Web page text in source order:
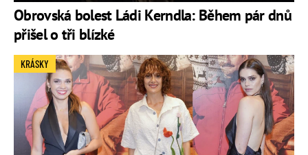
Obrovská bolest Ládi Kerndla: Během pár dnů
přišel o tři blízké
KRÁSKY